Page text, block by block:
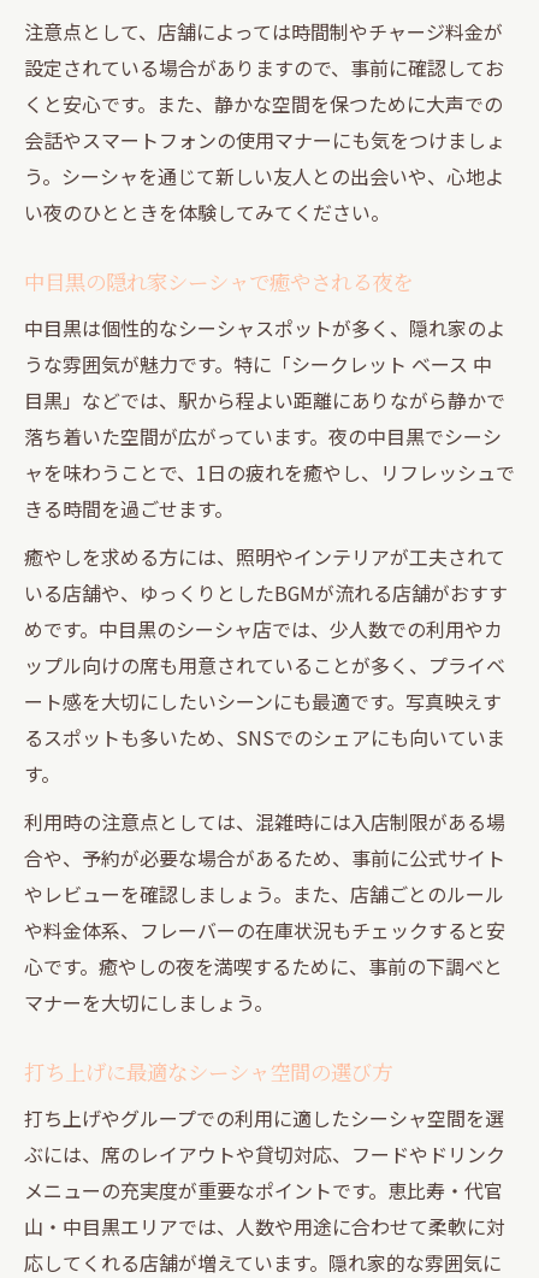
注意点として、店舗によっては時間制やチャージ料金が
設定されている場合がありますので、事前に確認してお
くと安心です。また、静かな空間を保つために大声での
会話やスマートフォンの使用マナーにも気をつけましょ
う。シーシャを通じて新しい友人との出会いや、心地よ
い夜のひとときを体験してみてください。
中目黒の隠れ家シーシャで癒やされる夜を
中目黒は個性的なシーシャスポットが多く、隠れ家のよ
うな雰囲気が魅力です。特に「シークレット ベース 中
目黒」などでは、駅から程よい距離にありながら静かで
落ち着いた空間が広がっています。夜の中目黒でシーシ
ャを味わうことで、1日の疲れを癒やし、リフレッシュで
きる時間を過ごせます。
癒やしを求める方には、照明やインテリアが工夫されて
いる店舗や、ゆっくりとしたBGMが流れる店舗がおすす
めです。中目黒のシーシャ店では、少人数での利用やカ
ップル向けの席も用意されていることが多く、プライベ
ート感を大切にしたいシーンにも最適です。写真映えす
るスポットも多いため、SNSでのシェアにも向いていま
す。
利用時の注意点としては、混雑時には入店制限がある場
合や、予約が必要な場合があるため、事前に公式サイト
やレビューを確認しましょう。また、店舗ごとのルール
や料金体系、フレーバーの在庫状況もチェックすると安
心です。癒やしの夜を満喫するために、事前の下調べと
マナーを大切にしましょう。
打ち上げに最適なシーシャ空間の選び方
打ち上げやグループでの利用に適したシーシャ空間を選
ぶには、席のレイアウトや貸切対応、フードやドリンク
メニューの充実度が重要なポイントです。恵比寿・代官
山・中目黒エリアでは、人数や用途に合わせて柔軟に対
応してくれる店舗が増えています。隠れ家的な雰囲気に